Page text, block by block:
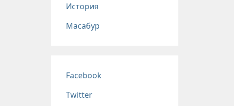
История
Масабур
Соц сети
Facebook
Twitter